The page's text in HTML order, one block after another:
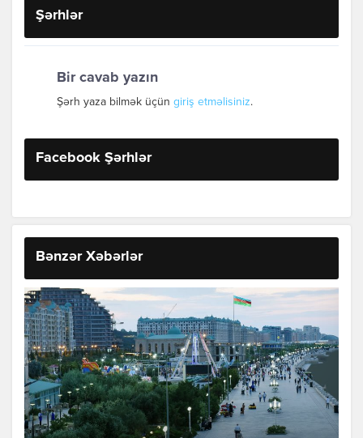
Şərhlər
Bir cavab yazın
Şərh yaza bilmək üçün giriş etməlisiniz.
Facebook Şərhlər
Bənzər Xəbərlər